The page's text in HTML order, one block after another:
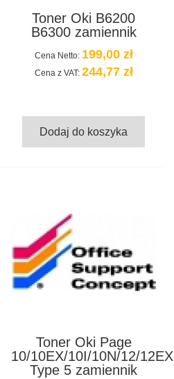
Toner Oki B6200
B6300 zamiennik
Cena Netto: 199,00 zł
Cena z VAT: 244,77 zł
Dodaj do koszyka
Toner Oki Page
10/10EX/10I/10N/12/12EX
Type 5 zamiennik